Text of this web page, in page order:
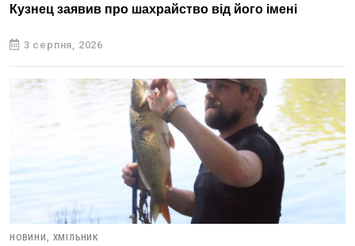
Кузнец заявив про шахрайство від його імені
3 серпня, 2026
НОВИНИ, ХМІЛЬНИК